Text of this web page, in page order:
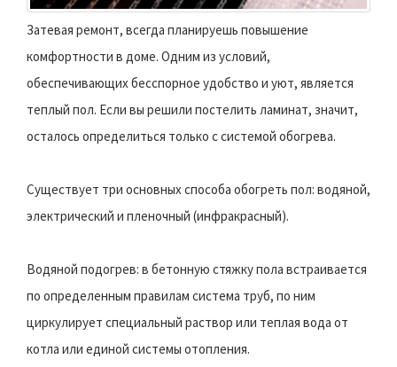
Затевая ремонт, всегда планируешь повышение
комфортности в доме. Одним из условий,
обеспечивающих бесспорное удобство и уют, является
теплый пол. Если вы решили постелить ламинат, значит,
осталось определиться только с системой обогрева.
Существует три основных способа обогреть пол: водяной,
электрический и пленочный (инфракрасный).
Водяной подогрев: в бетонную стяжку пола встраивается
по определенным правилам система труб, по ним
циркулирует специальный раствор или теплая вода от
котла или единой системы отопления.